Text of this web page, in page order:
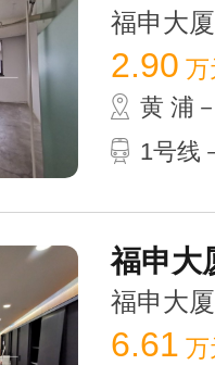
福申大
2.90 万
黄 浦
1号线
福申大
福申大
6.61 万